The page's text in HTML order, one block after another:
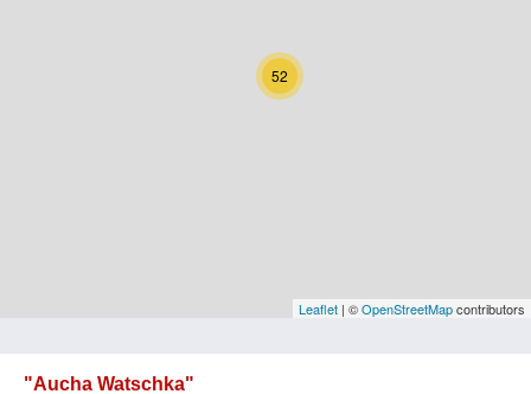
Niederösterreich
Oberösterreich
Vorarlberg
52
Leaflet | ©OpenStreetMapcontributors
"Aucha Watschka"